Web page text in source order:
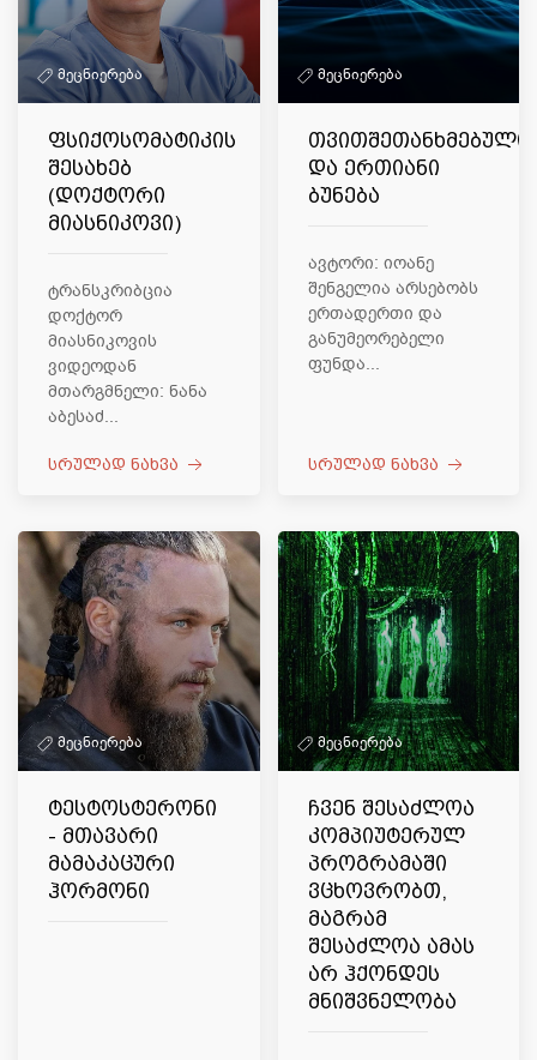
მეცნიერება
ფსიქოსომატიკის
შესახებ
(დოქტორი
მიასნიკოვი)
ტრანსკრიბცია
დოქტორ
მიასნიკოვის
ვიდეოდან
მთარგმნელი: ნანა
აბესაძ...
სრულად ნახვა
მეცნიერება
თვითშეთანხმებული
და ერთიანი
ბუნება
ავტორი: იოანე
შენგელია არსებობს
ერთადერთი და
განუმეორებელი
ფუნდა...
სრულად ნახვა
მეცნიერება
ტესტოსტერონი
- მთავარი
მამაკაცური
ჰორმონი
მეცნიერება
ჩვენ შესაძლოა
კომპიუტერულ
პროგრამაში
ვცხოვრობთ,
მაგრამ
შესაძლოა ამას
არ ჰქონდეს
მნიშვნელობა